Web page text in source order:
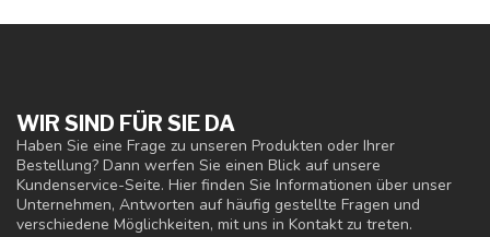
WIR SIND FÜR SIE DA
Haben Sie eine Frage zu unseren Produkten oder Ihrer
Bestellung? Dann werfen Sie einen Blick auf unsere
Kundenservice-Seite. Hier finden Sie Informationen über unser
Unternehmen, Antworten auf häufig gestellte Fragen und
verschiedene Möglichkeiten, mit uns in Kontakt zu treten.